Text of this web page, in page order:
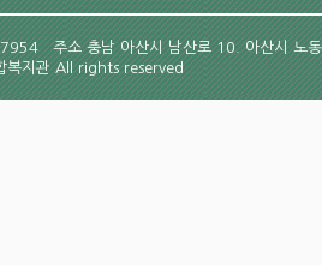
- 7954주소 충남 아산시 남산로 10. 아산시 노
복지관 All rights reserved